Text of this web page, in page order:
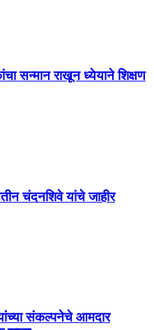
सन्मान राखून ध्येयाने शिक्षण
चंदनशिवे यांचे जाहीर
संकल्पनेचे आमदार